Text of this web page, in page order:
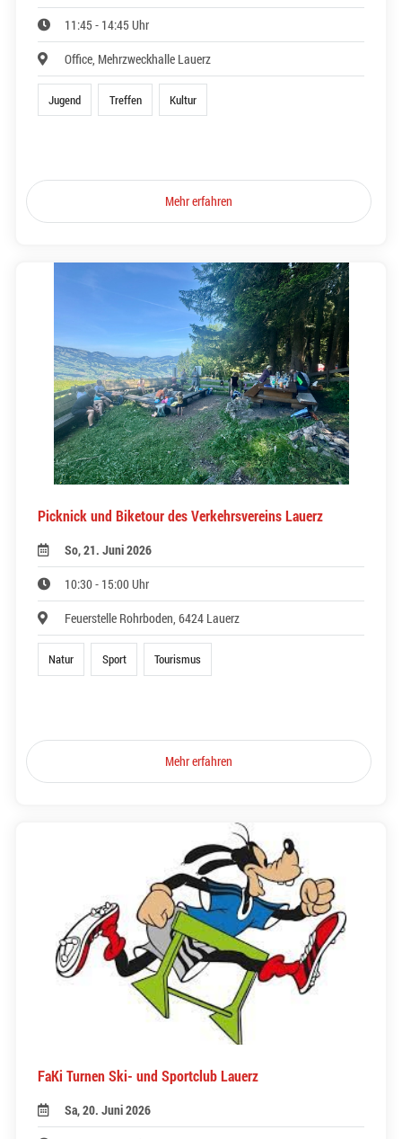
11:45 - 14:45 Uhr
Office, Mehrzweckhalle Lauerz
Jugend Treffen Kultur
Mehr erfahren
Picknick und Biketour des Verkehrsvereins Lauerz
So, 21. Juni 2026
10:30 - 15:00 Uhr
Feuerstelle Rohrboden, 6424 Lauerz
Natur Sport Tourismus
Mehr erfahren
FaKi Turnen Ski- und Sportclub Lauerz
Sa, 20. Juni 2026